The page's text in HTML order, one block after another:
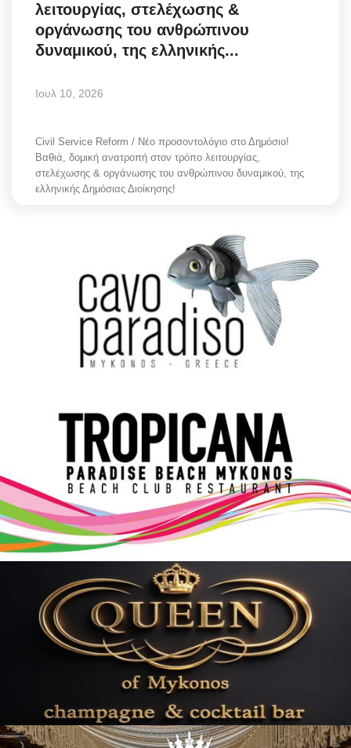
Opinion + Analysis
L’Art des Sens
All News
Local Elections 2023
About
English
λειτουργίας, στελέχωσης &
οργάνωσης του ανθρώπινου
δυναμικού, της ελληνικής...
Ιουλ 10, 2026
Civil Service Reform / Νέο προσοντολόγιο στο Δημόσιο!
Βαθιά, δομική ανατροπή στον τρόπο λειτουργίας,
στελέχωσης & οργάνωσης του ανθρώπινου δυναμικού, της
ελληνικής Δημόσιας Διοίκησης!